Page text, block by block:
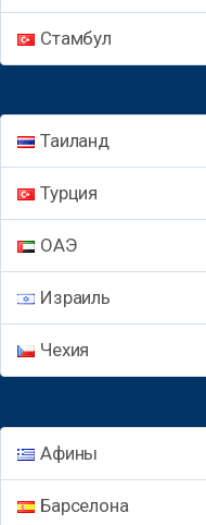
Стамбул
Таиланд
Турция
ОАЭ
Израиль
Чехия
Афины
Барселона